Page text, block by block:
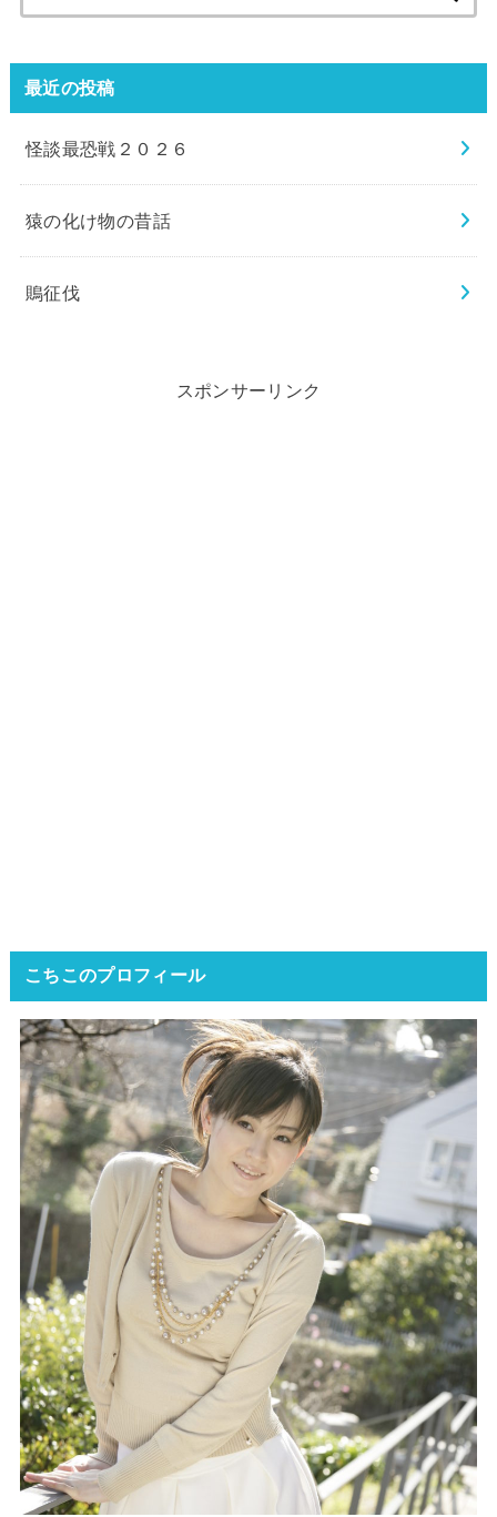
索:
最近の投稿
怪談最恐戦２０２６
猿の化け物の昔話
鵙征伐
スポンサーリンク
こちこのプロフィール